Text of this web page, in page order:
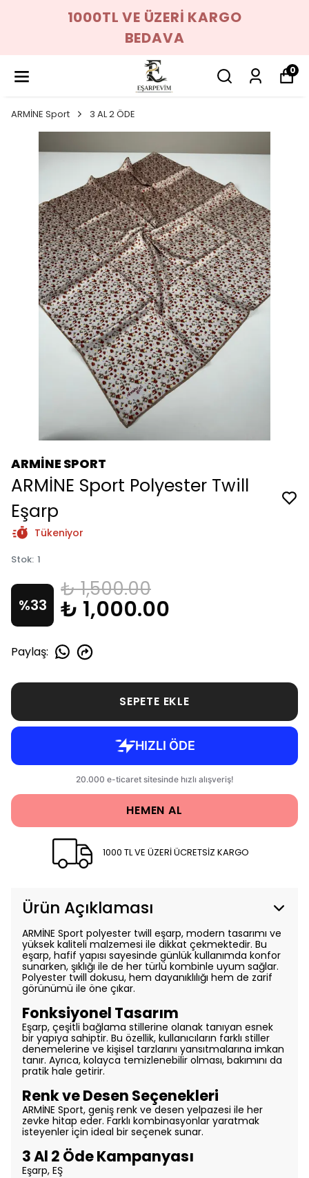
1000TL VE ÜZERİ KARGO
BEDAVA
0
ARMİNE Sport 3 AL 2 ÖDE
ARMİNE SPORT
ARMİNE Sport Polyester Twill
Eşarp
Tükeniyor
Stok: 1
%33
₺ 1,500.00
₺ 1,000.00
Paylaş:
SEPETE EKLE
HEMEN AL
1000 TL VE ÜZERİ ÜCRETSİZ KARGO
Ürün Açıklaması
ARMİNE Sport polyester twill eşarp, modern tasarımı ve
yüksek kaliteli malzemesi ile dikkat çekmektedir. Bu
eşarp, hafif yapısı sayesinde günlük kullanımda konfor
sunarken, şıklığı ile de her türlü kombinle uyum sağlar.
Polyester twill dokusu, hem dayanıklılığı hem de zarif
görünümü ile öne çıkar.
Fonksiyonel Tasarım
Eşarp, çeşitli bağlama stillerine olanak tanıyan esnek
bir yapıya sahiptir. Bu özellik, kullanıcıların farklı stiller
denemelerine ve kişisel tarzlarını yansıtmalarına imkan
tanır. Ayrıca, kolayca temizlenebilir olması, bakımını da
pratik hale getirir.
Renk ve Desen Seçenekleri
ARMİNE Sport, geniş renk ve desen yelpazesi ile her
zevke hitap eder. Farklı kombinasyonlar yaratmak
isteyenler için ideal bir seçenek sunar.
3 Al 2 Öde Kampanyası
Eşarp, EŞ